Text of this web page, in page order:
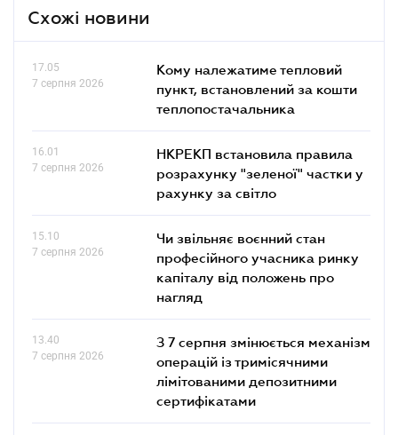
Схожі новини
17.05
7 серпня 2026
Кому належатиме тепловий
пункт, встановлений за кошти
теплопостачальника
16.01
7 серпня 2026
НКРЕКП встановила правила
розрахунку "зеленої" частки у
рахунку за світло
15.10
7 серпня 2026
Чи звільняє воєнний стан
професійного учасника ринку
капіталу від положень про
нагляд
13.40
7 серпня 2026
З 7 серпня змінюється механізм
операцій із тримісячними
лімітованими депозитними
сертифікатами